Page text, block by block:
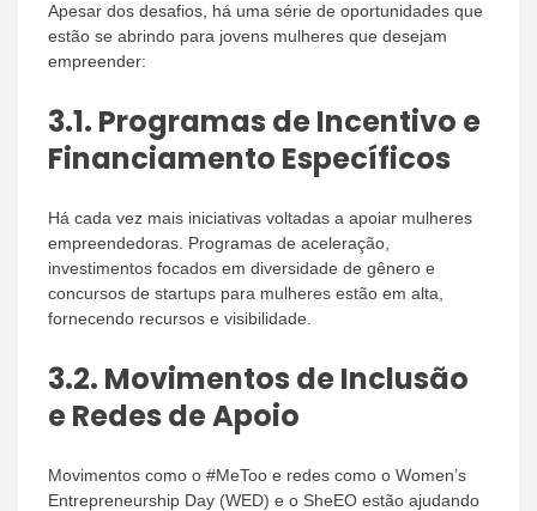
Apesar dos desafios, há uma série de oportunidades que
estão se abrindo para jovens mulheres que desejam
empreender:
3.1. Programas de Incentivo e
Financiamento Específicos
Há cada vez mais iniciativas voltadas a apoiar mulheres
empreendedoras. Programas de aceleração,
investimentos focados em diversidade de gênero e
concursos de startups para mulheres estão em alta,
fornecendo recursos e visibilidade.
3.2. Movimentos de Inclusão
e Redes de Apoio
Movimentos como o #MeToo e redes como o Women’s
Entrepreneurship Day (WED) e o SheEO estão ajudando